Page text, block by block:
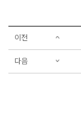
이전
다음